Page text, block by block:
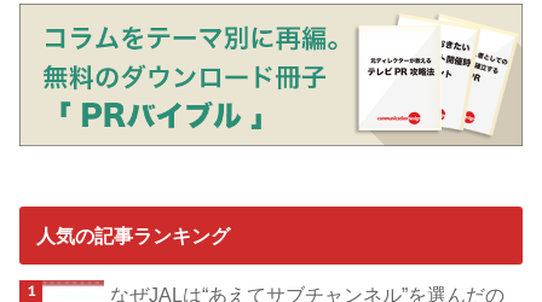
人気の記事ランキング
なぜJALは“あえてサブチャンネル”を選んだの